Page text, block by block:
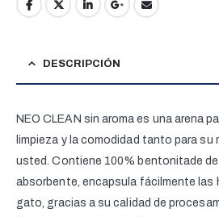
DESCRIPCIÓN
NEO CLEAN sin aroma es una arena
limpieza y la comodidad tanto para
usted. Contiene 100% bentonitade
absorbente, encapsula fácilmente las
gato, gracias a su calidad de